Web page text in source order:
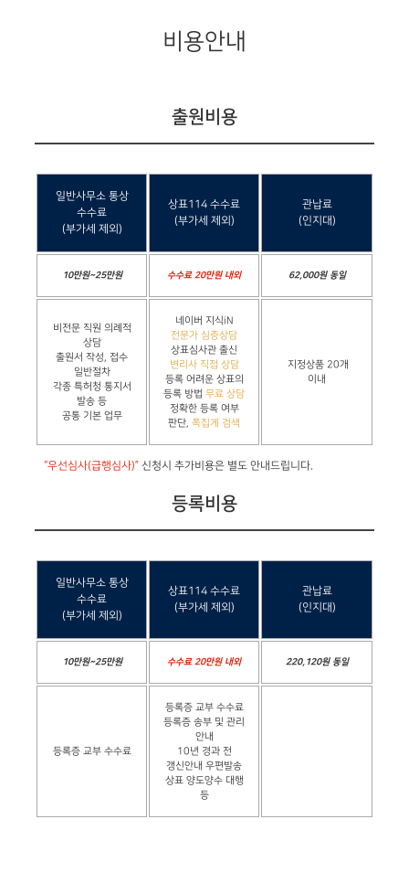
비용안내
출원비용
일반사무소 통상
수수료
(부가세 제외)
상표114 수수료
(부가세 제외)
관납료
(인지대)
10만원~25만원 수수료 20만원 내외 62,000원 동일
비전문 직원 의례적
상담
출원서 작성, 접수
일반절차
각종 특허청 통지서
발송 등
공통 기본 업무
네이버 지식iN
전문가 심층상담
상표심사관 출신
변리사 직접 상담
등록 어려운 상표의
등록 방법 무료 상담
정확한 등록 여부
판단, 쪽집게 검색
지정상품 20개
이내
“우선심사(급행심사)” 신청시 추가비용은 별도 안내드립니다.
등록비용
일반사무소 통상
수수료
(부가세 제외)
상표114 수수료
(부가세 제외)
관납료
(인지대)
10만원~25만원 수수료 20만원 내외 220,120원 동일
등록증 교부 수수료
등록증 교부 수수료
등록증 송부 및 관리
안내
10년 경과 전
갱신안내 우편발송
상표 양도양수 대행
등